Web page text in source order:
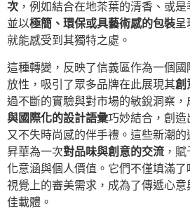
次 ，例如結合在地茶葉的清香、或
並以極簡、環保或具藝術感的包裝呈
就能感受到其獨特之處。
這種轉變，反映了信義區作為一個
放性，吸引了眾多品牌在此展現其創
過不斷的實驗與對市場的敏銳洞察，
與國際化的設計語彙巧妙結合，創造
又不失時尚感的伴手禮。這些新潮
昇華為一次對品味與創意的交流 ，
化意涵與個人價值。它們不僅填滿
視覺上的審美需求，成為了傳遞心
佳載體。